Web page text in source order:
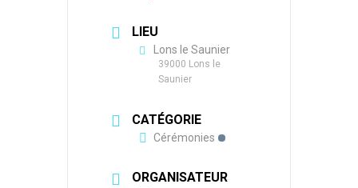
LIEU
Lons le Saunier
39000 Lons le
Saunier
CATÉGORIE
Cérémonies
ORGANISATEUR